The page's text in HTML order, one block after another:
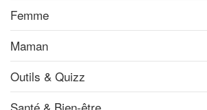
Femme
Maman
Outils & Quizz